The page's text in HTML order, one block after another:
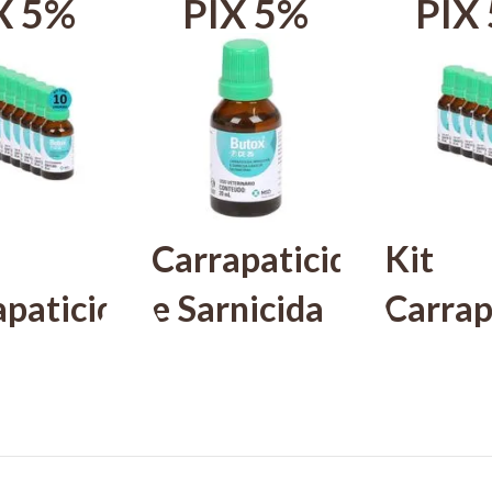
5%
10
PIX 5%
Carrapaticida
e Sarnicida
PIX
Kit
20ml